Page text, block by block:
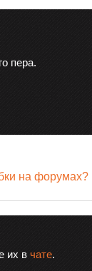
пера.
на форумах?
их в чате.